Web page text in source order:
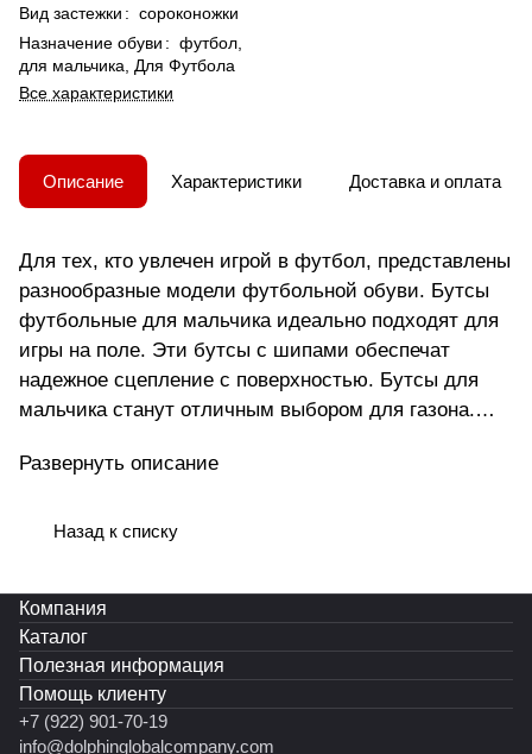
Вид застежки : сороконожки
Назначение обуви : футбол,
для мальчика, Для Футбола
Все характеристики
Описание Характеристики Доставка и оплата
Для тех, кто увлечен игрой в футбол, представлены
разнообразные модели футбольной обуви. Бутсы
футбольные для мальчика идеально подходят для
игры на поле. Эти бутсы с шипами обеспечат
надежное сцепление с поверхностью. Бутсы для
мальчика станут отличным выбором для газона.
Модель создана с учетом анатомических
удобной для мужчин разного возраста. Подошва
покрытий. Она надежно фиксирует ногу в
оптимальном положении, предотвращая возможные
травмы. Эти футбольные бутсы подходят не только
мужчинам, но также могут быть идеальным
выбором для мальчиков, которые увлечены
Развернуть описание
Назад к списку
Компания
Каталог
Полезная информация
Помощь клиенту
+7 (922) 901-70-19
info@dolphinglobalcompany.com